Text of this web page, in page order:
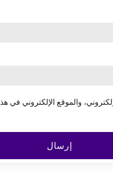
والموقع الإلكتروني في